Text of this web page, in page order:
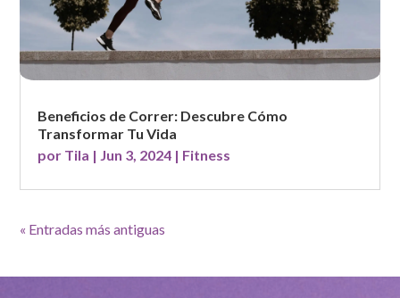
Beneficios de Correr: Descubre Cómo
Transformar Tu Vida
por Tila | Jun 3, 2024 | Fitness
« Entradas más antiguas